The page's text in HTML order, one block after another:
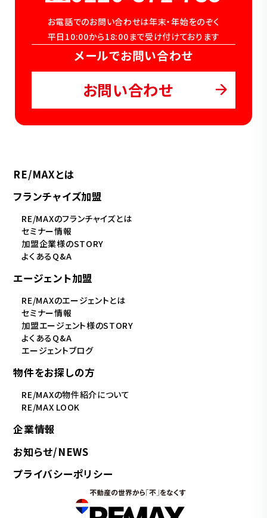
お電話でのお問い合わせは年末・年始をのぞく
平日10:00から18:00まで受け付けております
メールでお問い合わせ
お問い合わせ
RE/MAXとは
フランチャイズ加盟
RE/MAXのフランチャイズとは
セミナー情報
加盟企業様のSTORY
よくあるQ&A
エージェント加盟
RE/MAXのエージェントとは
セミナー情報
加盟エージェント様のSTORY
よくあるQ&A
エージェントブログ
物件をお探しの方
RE/MAXの物件紹介について
RE/MAX LOOK
企業情報
お知らせ/NEWS
プライバシーポリシー